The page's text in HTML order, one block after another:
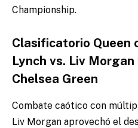
Championship.
Clasificatorio Queen
Lynch vs. Liv
Chelsea Green
Combate caótico con
Liv Morgan aprovechó el